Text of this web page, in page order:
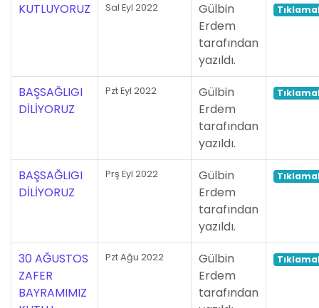
KUTLUYORUZ Sal Eyl 2022
Gülbin
Erdem
tarafından
yazıldı.
BAŞSAĞLIGI
DİLİYORUZ
Pzt Eyl 2022
Gülbin
Erdem
tarafından
yazıldı.
BAŞSAĞLIGI
DİLİYORUZ
Prş Eyl 2022
Gülbin
Erdem
tarafından
yazıldı.
30 AĞUSTOS
ZAFER
BAYRAMIMIZ
Pzt Ağu 2022
Gülbin
Erdem
tarafından